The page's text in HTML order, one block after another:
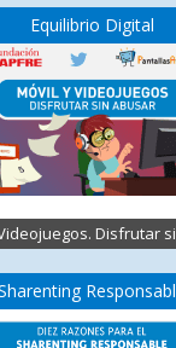
Equilibrio Digital
Disfrutar